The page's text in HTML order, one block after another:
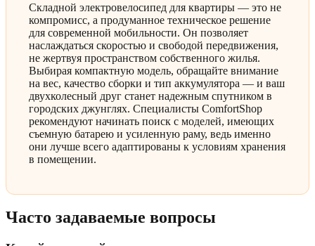
Складной электровелосипед для квартиры — это не
компромисс, а продуманное техническое решение
для современной мобильности. Он позволяет
наслаждаться скоростью и свободой передвижения,
не жертвуя пространством собственного жилья.
Выбирая компактную модель, обращайте внимание
на вес, качество сборки и тип аккумулятора — и ваш
двухколесный друг станет надежным спутником в
городских джунглях. Специалисты ComfortShop
рекомендуют начинать поиск с моделей, имеющих
съемную батарею и усиленную раму, ведь именно
они лучше всего адаптированы к условиям хранения
в помещении.
Часто задаваемые вопросы